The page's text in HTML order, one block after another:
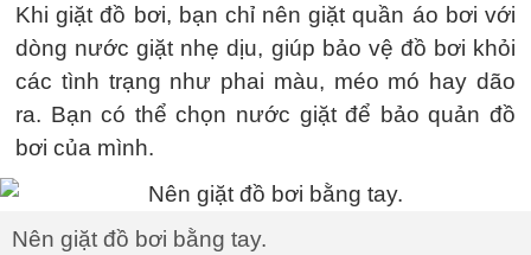
Khi giặt đồ bơi, bạn chỉ nên giặt quần áo bơi với
dòng nước giặt nhẹ dịu, giúp bảo vệ đồ bơi khỏi
các tình trạng như phai màu, méo mó hay dão
ra. Bạn có thể chọn nước giặt để bảo quản đồ
bơi của mình.
Nên giặt đồ bơi bằng tay.